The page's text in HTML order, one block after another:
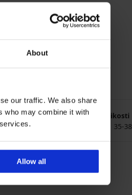
About
our traffic. We also share
who may combine it with
Allow all
Nejčastěji vybírané velikosti
35-38